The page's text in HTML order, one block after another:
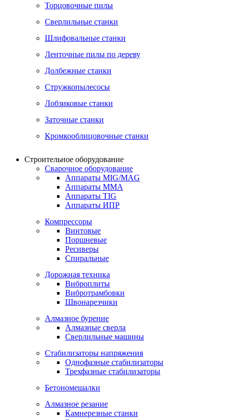
Торцовочные пилы
Сверлильные станки
Шлифовальные станки
Ленточные пилы по дереву
Долбежные станки
Стружкопылесосы
Лобзиковые станки
Заточные станки
Кромкооблицовочные станки
Строительное оборудование
Сварочное оборудование
Аппараты MIG/MAG
Аппараты MMA
Аппараты TIG
Аппараты ИПР
Компрессоры
Винтовые
Поршневые
Ресиверы
Спиральные
Дорожная техника
Виброплиты
Вибротрамбовки
Швонарезчики
Алмазное бурение
Алмазные сверла
Сверлильные машины
Стабилизаторы напряжения
Однофазные стабилизаторы
Трехфазные стабилизаторы
Бетономешалки
Алмазное резание
Камнерезные станки